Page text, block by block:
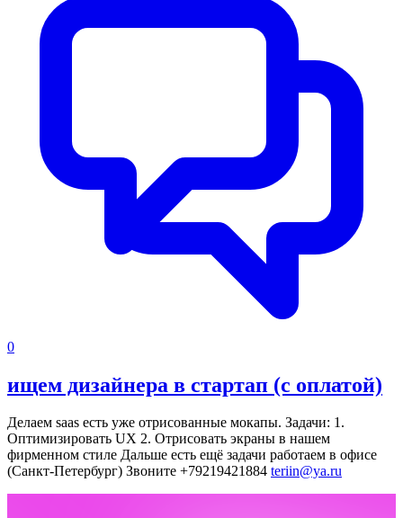
0
ищем дизайнера в стартап (с оплатой)
Делаем saas есть уже отрисованные мокапы. Задачи: 1.
Оптимизировать UX 2. Отрисовать экраны в нашем
фирменном стиле Дальше есть ещё задачи работаем в офисе
(Санкт-Петербург) Звоните +79219421884 teriin@ya.ru